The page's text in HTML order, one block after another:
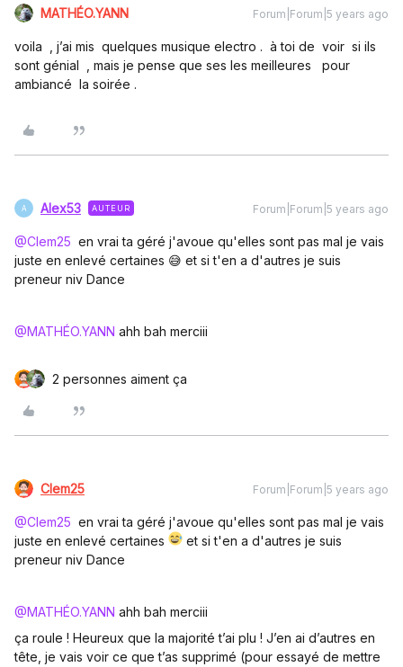
MATHÉO.YANN Forum|Forum|5 years ago
voila , j’ai mis quelques musique electro . à toi de voir si ils
sont génial , mais je pense que ses les meilleures pour
ambiancé la soirée .
A Alex53 AUTEUR Forum|Forum|5 years ago
@Clem25 en vrai ta géré j'avoue qu'elles sont pas mal je vais
juste en enlevé certaines 😅 et si t'en a d'autres je suis
preneur niv Dance
@MATHÉO.YANN ahh bah merciii
2 personnes aiment ça
Clem25 Forum|Forum|5 years ago
@Clem25 en vrai ta géré j'avoue qu'elles sont pas mal je vais
juste en enlevé certaines
et si t'en a d'autres je suis
preneur niv Dance
@MATHÉO.YANN ahh bah merciii
ça roule ! Heureux que la majorité t’ai plu ! J’en ai d’autres en
tête, je vais voir ce que t’as supprimé (pour essayé de mettre